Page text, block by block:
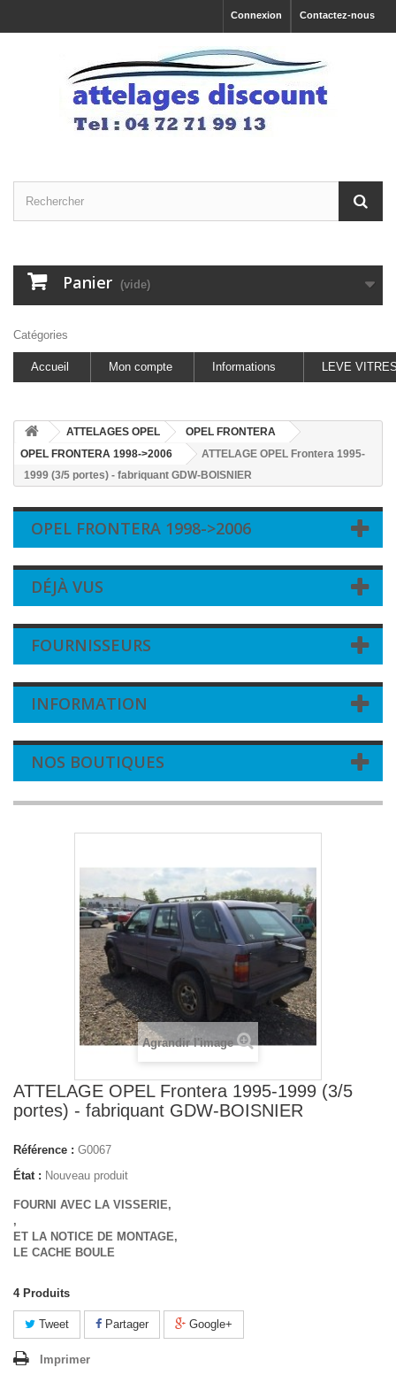
Contactez-nous
Connexion
Panier (vide)
Catégories
Accueil Mon compte Informations LEVE
ATTELAGES OPEL
OPEL FRONTERA
OPEL FRONTERA 1998->2006
ATTELAGE OPEL Frontera 1995-
1999 (3/5 portes) - fabriquant GDW-BOISNIER
OPEL FRONTERA 1998->2006
DÉJÀ VUS
FOURNISSEURS
INFORMATION
NOS BOUTIQUES
Agrandir l'image
ATTELAGE OPEL Frontera 1995-1999 (3/5
portes) - fabriquant GDW-BOISNIER
Référence : G0067
État : Nouveau produit
FOURNI AVEC LA VISSERIE,
,
ET LA NOTICE DE MONTAGE,
LE CACHE BOULE
4 Produits
Tweet Partager Google+
Imprimer